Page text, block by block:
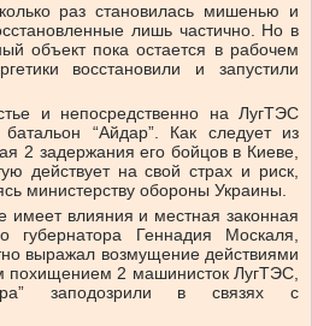
раз становилась мишенью и
лишь частично. Но в
объект пока остается в рабочем
восстановили и запустили
и непосредственно на ЛугТЭС
батальон “Айдар”. Как следует из
2 задержания его бойцов в Киеве,
действует на свой страх и риск,
министерству обороны Украины.
имеет влияния и местная законная
губернатора Геннадия Москаля,
выражал возмущение действиями
похищением 2 машинисток ЛугТЭС,
заподозрили в связях с